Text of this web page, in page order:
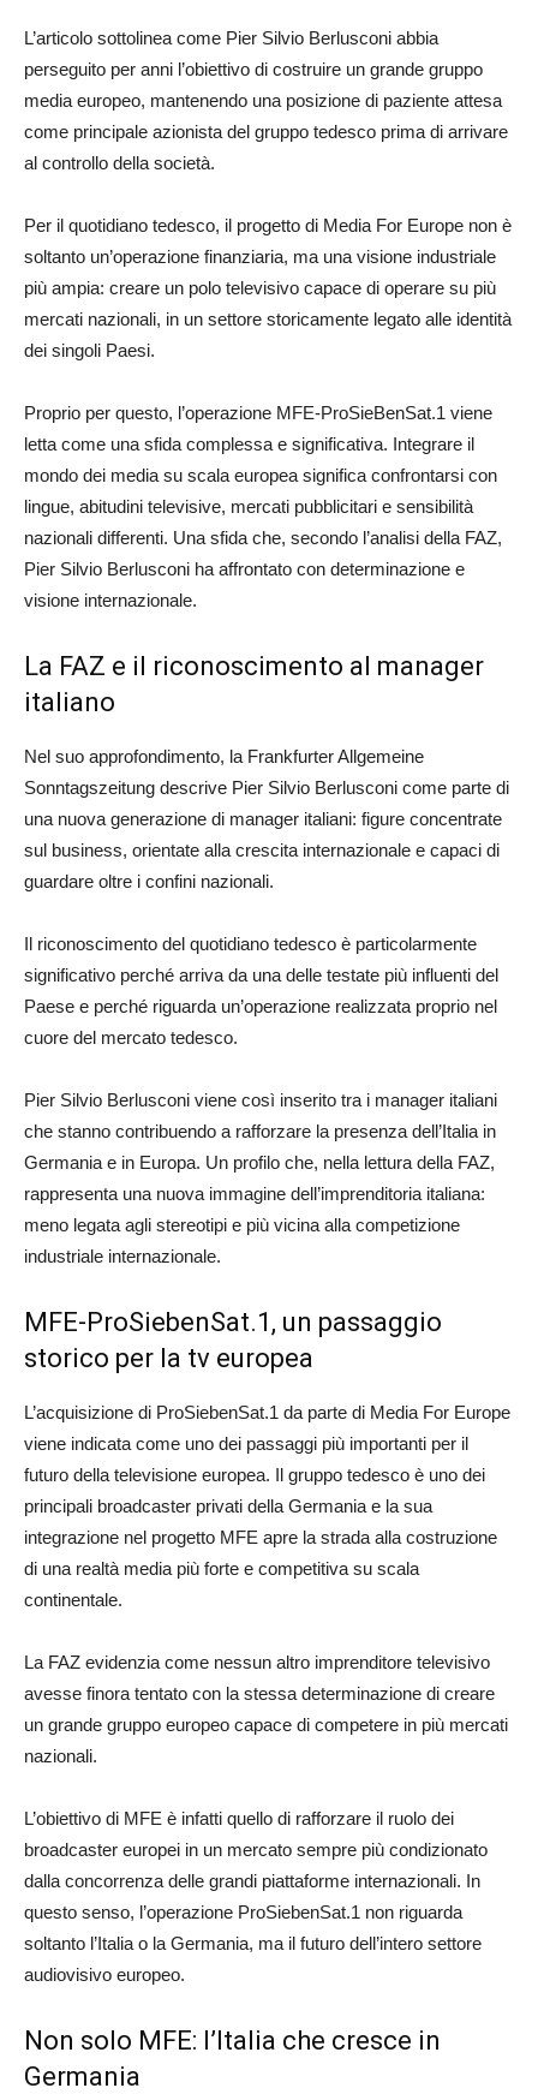
L’articolo sottolinea come Pier Silvio Berlusconi abbia
perseguito per anni l’obiettivo di costruire un grande gruppo
media europeo, mantenendo una posizione di paziente attesa
come principale azionista del gruppo tedesco prima di arrivare
al controllo della società.
Per il quotidiano tedesco, il progetto di Media For Europe non è
soltanto un’operazione finanziaria, ma una visione industriale
più ampia: creare un polo televisivo capace di operare su più
mercati nazionali, in un settore storicamente legato alle identità
dei singoli Paesi.
Proprio per questo, l’operazione MFE-ProSieBenSat.1 viene
letta come una sfida complessa e significativa. Integrare il
mondo dei media su scala europea significa confrontarsi con
lingue, abitudini televisive, mercati pubblicitari e sensibilità
nazionali differenti. Una sfida che, secondo l’analisi della FAZ,
Pier Silvio Berlusconi ha affrontato con determinazione e
visione internazionale.
La FAZ e il riconoscimento al manager
italiano
Nel suo approfondimento, la Frankfurter Allgemeine
Sonntagszeitung descrive Pier Silvio Berlusconi come parte di
una nuova generazione di manager italiani: figure concentrate
sul business, orientate alla crescita internazionale e capaci di
guardare oltre i confini nazionali.
Il riconoscimento del quotidiano tedesco è particolarmente
significativo perché arriva da una delle testate più influenti del
Paese e perché riguarda un’operazione realizzata proprio nel
cuore del mercato tedesco.
Pier Silvio Berlusconi viene così inserito tra i manager italiani
che stanno contribuendo a rafforzare la presenza dell’Italia in
Germania e in Europa. Un profilo che, nella lettura della FAZ,
rappresenta una nuova immagine dell’imprenditoria italiana:
meno legata agli stereotipi e più vicina alla competizione
industriale internazionale.
MFE-ProSiebenSat.1, un passaggio
storico per la tv europea
L’acquisizione di ProSiebenSat.1 da parte di Media For Europe
viene indicata come uno dei passaggi più importanti per il
futuro della televisione europea. Il gruppo tedesco è uno dei
principali broadcaster privati della Germania e la sua
integrazione nel progetto MFE apre la strada alla costruzione
di una realtà media più forte e competitiva su scala
continentale.
La FAZ evidenzia come nessun altro imprenditore televisivo
avesse finora tentato con la stessa determinazione di creare
un grande gruppo europeo capace di competere in più mercati
nazionali.
L’obiettivo di MFE è infatti quello di rafforzare il ruolo dei
broadcaster europei in un mercato sempre più condizionato
dalla concorrenza delle grandi piattaforme internazionali. In
questo senso, l’operazione ProSiebenSat.1 non riguarda
soltanto l’Italia o la Germania, ma il futuro dell’intero settore
audiovisivo europeo.
Non solo MFE: l’Italia che cresce in
Germania